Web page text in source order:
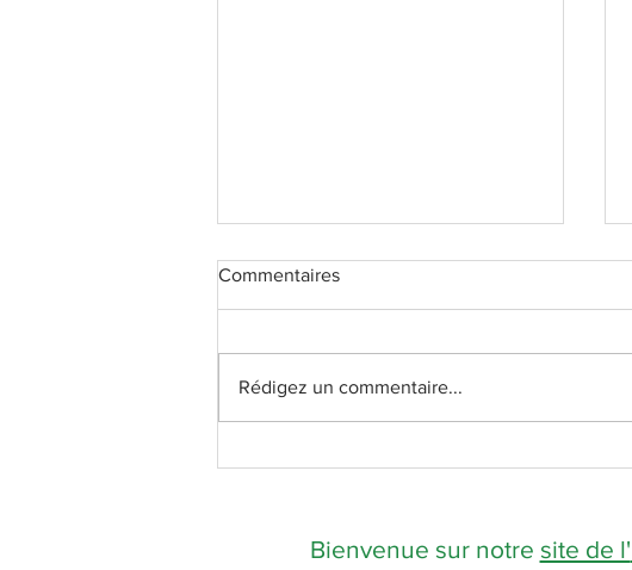
Commentaires
Rédigez un commentaire...
Bienvenue sur notre site de l'